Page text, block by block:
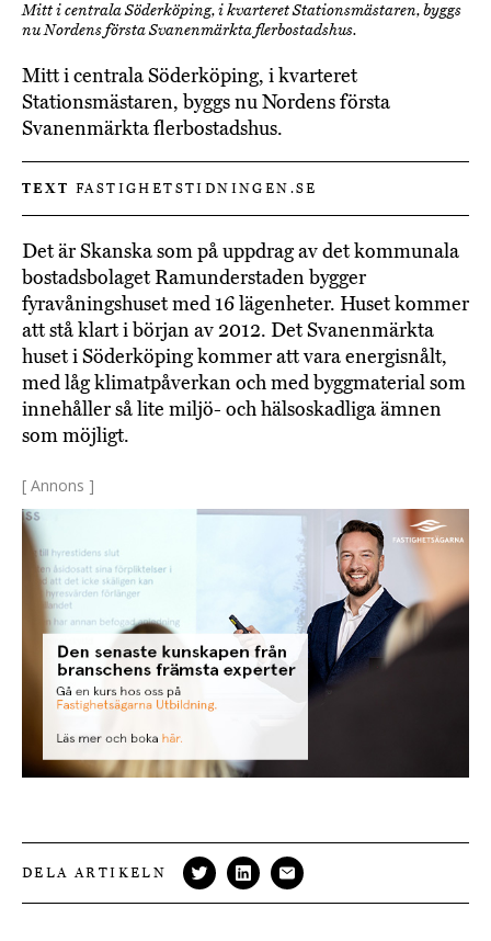
Mitt i centrala Söderköping, i kvarteret Stationsmästaren, byggs
nu Nordens första Svanenmärkta flerbostadshus.
Mitt i centrala Söderköping, i kvarteret
Stationsmästaren, byggs nu Nordens första
Svanenmärkta flerbostadshus.
TEXT FASTIGHETSTIDNINGEN.SE
Det är Skanska som på uppdrag av det kommunala
bostadsbolaget Ramunderstaden bygger
fyravåningshuset med 16 lägenheter. Huset kommer
att stå klart i början av 2012. Det Svanenmärkta
huset i Söderköping kommer att vara energisnålt,
med låg klimatpåverkan och med byggmaterial som
innehåller så lite miljö- och hälsoskadliga ämnen
som möjligt.
[ Annons ]
DELA ARTIKELN